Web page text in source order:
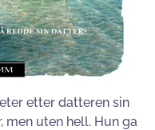
etter datteren sin
men uten hell. Hun ga